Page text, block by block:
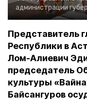
администрации
Представитель
Республики в
Лом-Алиевич
председатель
культуры
Байсангуров